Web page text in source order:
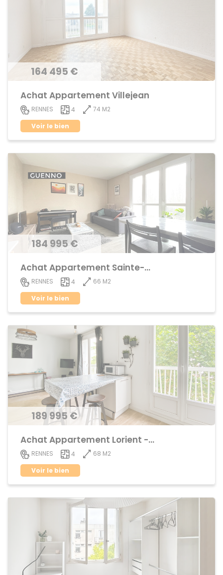
164 495 €
Achat Appartement Villejean
RENNES 4
74 M2
Voir le bien
184 995 €
Achat Appartement Sainte-Thérèse
RENNES 4
66 M2
Voir le bien
189 995 €
Achat Appartement Lorient - Saint-Brieuc
RENNES 4
68 M2
Voir le bien